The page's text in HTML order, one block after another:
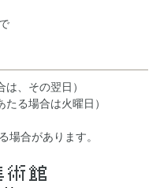
、その翌日）
る場合は火曜日）
場合があります。